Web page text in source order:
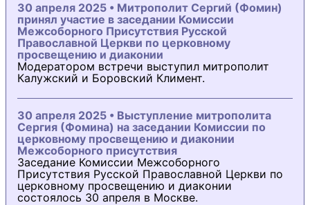
30 апреля 2025 • Митрополит Сергий (Фомин)
принял участие в заседании Комиссии
Межсоборного Присутствия Русской
Православной Церкви по церковному
просвещению и диаконии
Модератором встречи выступил митрополит
Калужский и Боровский Климент.
30 апреля 2025 • Выступление митрополита
Сергия (Фомина) на заседании Комиссии по
церковному просвещению и диаконии
Межсоборного присутствия
Заседание Комиссии Межсоборного
Присутствия Русской Православной Церкви по
церковному просвещению и диаконии
состоялось 30 апреля в Москве.